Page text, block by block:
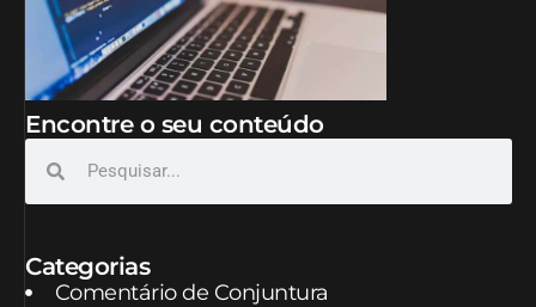
Encontre o seu conteúdo
Categorias
Comentário de Conjuntura